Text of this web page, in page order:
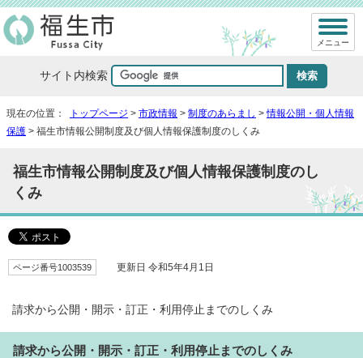
サイト内検索
メニュー
現在の位置： トップページ > 市政情報 > 制度のあらまし >情報公開・個人情報
保護 > 福生市情報公開制度及び個人情報保護制度のしくみ
福生市情報公開制度及び個人情報保護制度のし
くみ
ページ番号1003539 更新日 令和5年4月1日
請求から公開・開示・訂正・利用停止までのしくみ
請求から公開・開示・訂正・利用停止までのしくみ